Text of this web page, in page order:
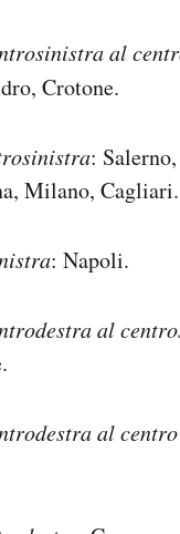
al
Crotone.
:
Milano, Cagliari.
: Napoli.
al
al